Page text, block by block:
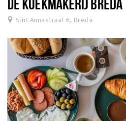
DE KOEKMAKERIJ BREDA
Sint Annastraat 6, Breda